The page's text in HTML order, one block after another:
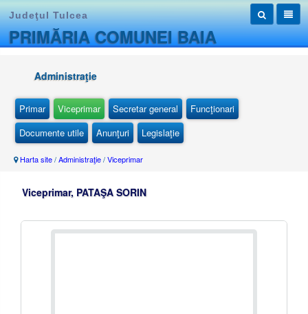
Judeţul Tulcea
PRIMĂRIA COMUNEI BAIA
Administraţie
Primar Viceprimar Secretar general
Funcţionari
Documente utile
Anunţuri Legislaţie
Harta site/Administraţie/Viceprimar
Viceprimar, PATAŞA SORIN